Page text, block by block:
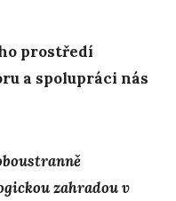
prostředí
a spolupráci nás
zahradou v